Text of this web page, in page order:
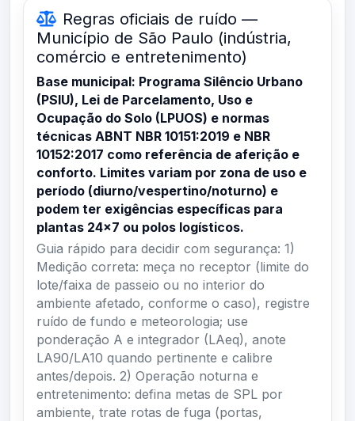
Regras oficiais de ruído —
Município de São Paulo (indústria,
comércio e entretenimento)
Base municipal: Programa Silêncio Urbano
(PSIU), Lei de Parcelamento, Uso e
Ocupação do Solo (LPUOS) e normas
técnicas ABNT NBR 10151:2019 e NBR
10152:2017 como referência de aferição e
conforto. Limites variam por zona de uso e
período (diurno/vespertino/noturno) e
podem ter exigências específicas para
plantas 24×7 ou polos logísticos.
Guia rápido para decidir com segurança: 1)
Medição correta: meça no receptor (limite do
lote/faixa de passeio ou no interior do
ambiente afetado, conforme o caso), registre
ruído de fundo e meteorologia; use
ponderação A e integrador (LAeq), anote
LA90/LA10 quando pertinente e calibre
antes/depois. 2) Operação noturna e
entretenimento: defina metas de SPL por
ambiente, trate rotas de fuga (portas,